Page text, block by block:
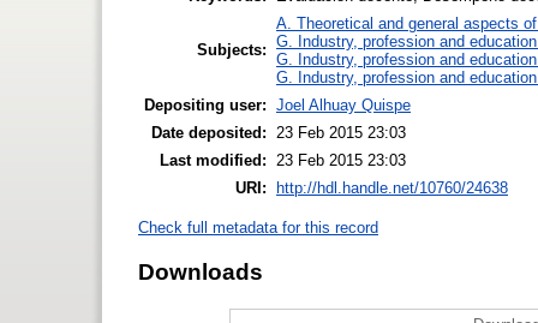
Subjects:
A. Theoretical and general aspects
G. Industry, profession and
G. Industry, profession and
G. Industry, profession and
Depositing user: Joel Alhuay Quispe
Date deposited:
23 Feb 2015 23:03
Last modified:
23 Feb 2015 23:03
URI:
http://hdl.handle.net/10760/24638
Check full metadata for this record
Downloads